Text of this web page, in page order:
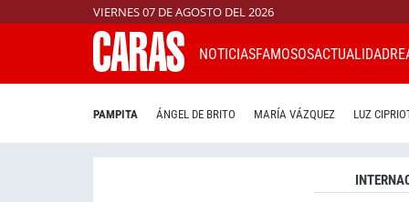
VIERNES 07 DE AGOSTO DEL 2026
NOTICIASFAMOSOSACTUALIDAD
PAMPITA ÁNGEL DE BRITO MARÍA VÁZQUEZ LUZ